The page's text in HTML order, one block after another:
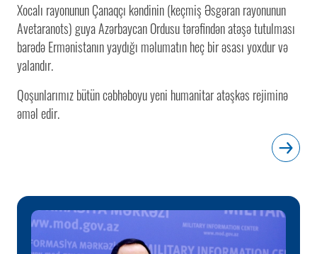
Xocalı rayonunun Çanaqçı kəndinin (keçmiş Əsgəran rayonunun
Avetaranots) guya Azərbaycan Ordusu tərəfindən atəşə tutulması
barədə Ermənistanın yaydığı məlumatın heç bir əsası yoxdur və
yalandır.
Qoşunlarımız bütün cəbhəboyu yeni humanitar atəşkəs rejiminə
əməl edir.